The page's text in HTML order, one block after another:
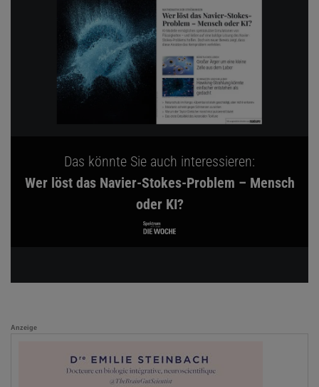
Das könnte Sie auch interessieren:
Wer löst das Navier-Stokes-Problem – Mensch
oder KI?
Anzeige